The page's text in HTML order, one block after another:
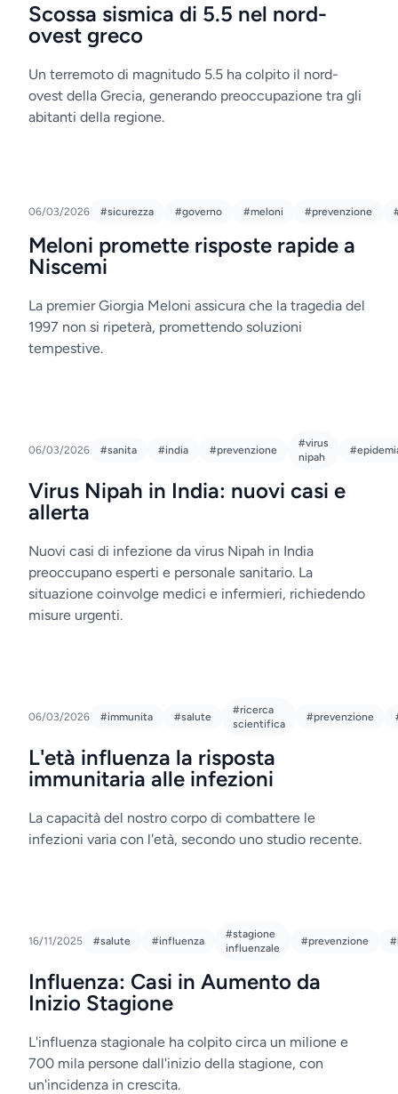
Scossa sismica di 5.5 nel nord-
ovest greco
Un terremoto di magnitudo 5.5 ha colpito il nord-
ovest della Grecia, generando preoccupazione tra gli
abitanti della regione.
06/03/2026 #sicurezza #governo #meloni #prevenzione
Meloni promette risposte rapide a
Niscemi
La premier Giorgia Meloni assicura che la tragedia del
1997 non si ripeterà, promettendo soluzioni
tempestive.
06/03/2026 #sanita #india #prevenzione
#virus
nipah
Virus Nipah in India: nuovi casi e
allerta
Nuovi casi di infezione da virus Nipah in India
preoccupano esperti e personale sanitario. La
situazione coinvolge medici e infermieri, richiedendo
misure urgenti.
06/03/2026 #immunita #salute
#ricerca
scientifica
#prevenzione
L'età influenza la risposta
immunitaria alle infezioni
La capacità del nostro corpo di combattere le
infezioni varia con l'età, secondo uno studio recente.
16/11/2025 #salute #influenza
#stagione
influenzale
#prevenzione
Influenza: Casi in Aumento da
Inizio Stagione
L'influenza stagionale ha colpito circa un milione e
700 mila persone dall'inizio della stagione, con
un'incidenza in crescita.